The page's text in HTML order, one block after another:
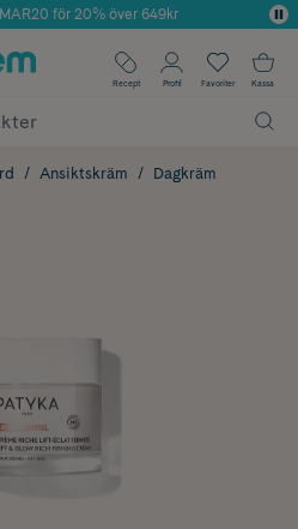
2025 inom Skönhet
för 20% över 649kr
Fri frakt
på alla köp*
Recept Profil Favoriter Kassa
Ansiktskräm Dagkräm